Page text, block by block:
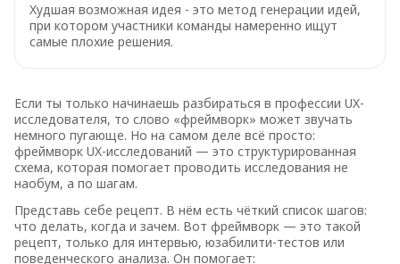
Худшая возможная идея - это метод генерации идей,
при котором участники команды намеренно ищут
самые плохие решения.
Если ты только начинаешь разбираться в профессии UX-
исследователя, то слово «фреймворк» может звучать
немного пугающе. Но на самом деле всё просто:
фреймворк UX-исследований — это структурированная
схема, которая помогает проводить исследования не
наобум, а по шагам.
Представь себе рецепт. В нём есть чёткий список шагов:
что делать, когда и зачем. Вот фреймворк — это такой
рецепт, только для интервью, юзабилити-тестов или
поведенческого анализа. Он помогает: